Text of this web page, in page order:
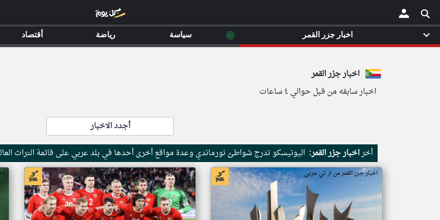
×
اخبار جزر القمر
اخبار سابقه من قبل حوالي ٤ ساعات
أجدد الاخبار
أخراخبار جزر القمر: اليونيسكو تدرج شواطئ نورماندي وعدة مواقع أخرى أحدها في بلد عربي على قائمة التراث
اخبار جزر القمر من ار تي عربي اخبار جزر القمر من ار تي عربي
اخبار جزر القمر ◉ سياسة رياضة أقتصاد